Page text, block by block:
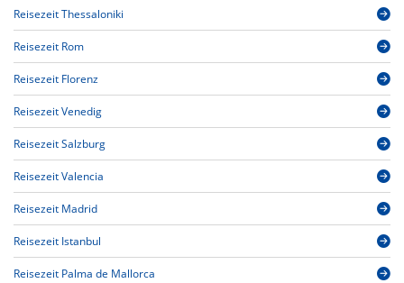
Reisezeit Thessaloniki
Reisezeit Rom
Reisezeit Florenz
Reisezeit Venedig
Reisezeit Salzburg
Reisezeit Valencia
Reisezeit Madrid
Reisezeit Istanbul
Reisezeit Palma de Mallorca